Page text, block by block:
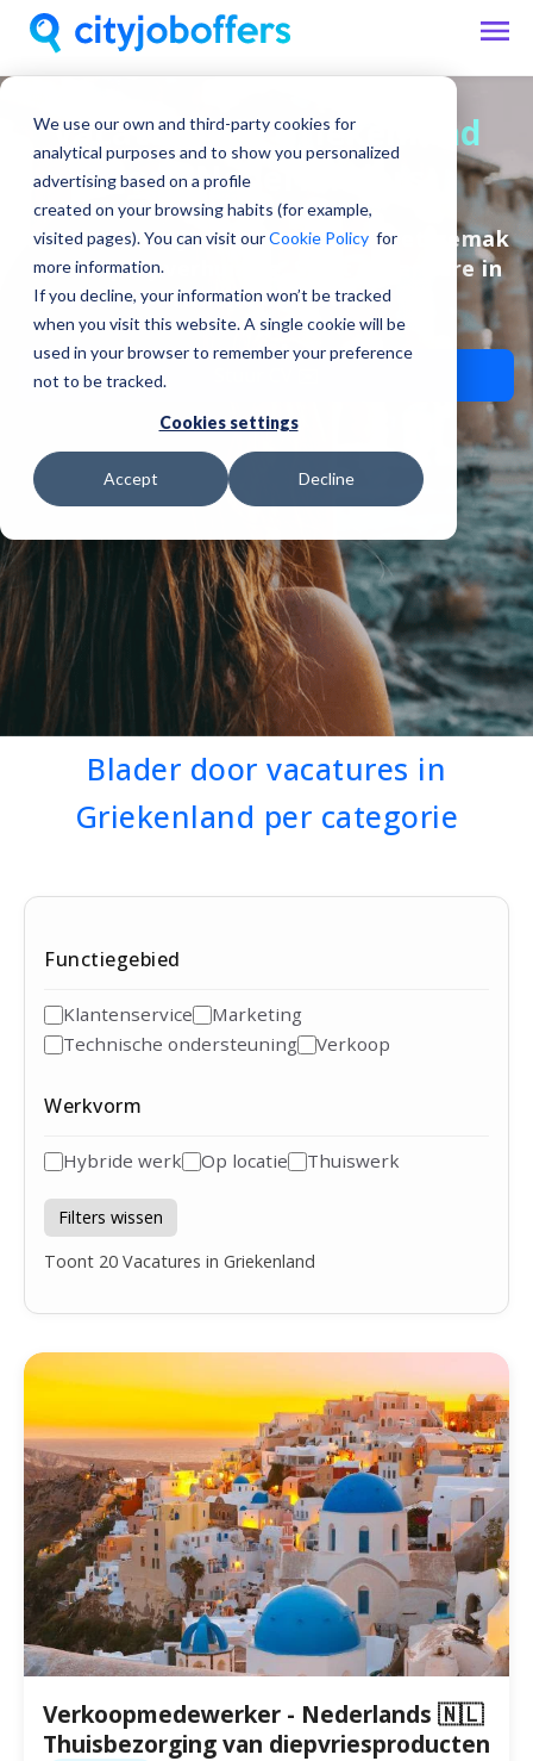
We use our own and third-party cookies for
analytical purposes and to show you personalized
advertising based on a profile
created on your browsing habits (for example,
visited pages). You can visit ourCookie Policy for
more information.
If you decline, your information won’t be tracked
when you visit this website. A single cookie will be
used in your browser to remember your preference
not to be tracked.
Cookies settings
Accept Decline
Vacatures in Griekenland
voor Nederlanders
Vind banen in je eigen taal, met het gemak
van hulp bij verhuizing. Start je carrière in
Athene en meer!
Blader door vacatures in
Griekenland per categorie
Functiegebied
Klantenservice
Marketing
Technische ondersteuning
Verkoop
Werkvorm
Hybride werk Op locatie Thuiswerk
Filters wissen
Toont 20 Vacatures in Griekenland
Verkoopmedewerker - Nederlands 🇳🇱
Thuisbezorging van diepvriesproducten